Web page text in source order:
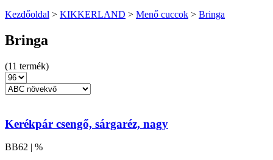
Kezdőoldal > KIKKERLAND > Menő cuccok > Bringa
Bringa
(11 termék)
Kerékpár csengő, sárgaréz, nagy
BB62 | %